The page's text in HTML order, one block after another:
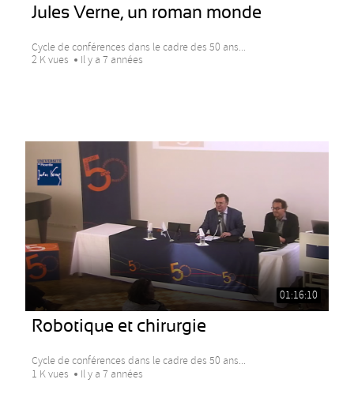
Jules Verne, un roman monde
Cycle de conférences dans le cadre des 50 ans...
2 K vues
Il y a 7 années
01:16:10
Robotique et chirurgie
Cycle de conférences dans le cadre des 50 ans...
1 K vues
Il y a 7 années